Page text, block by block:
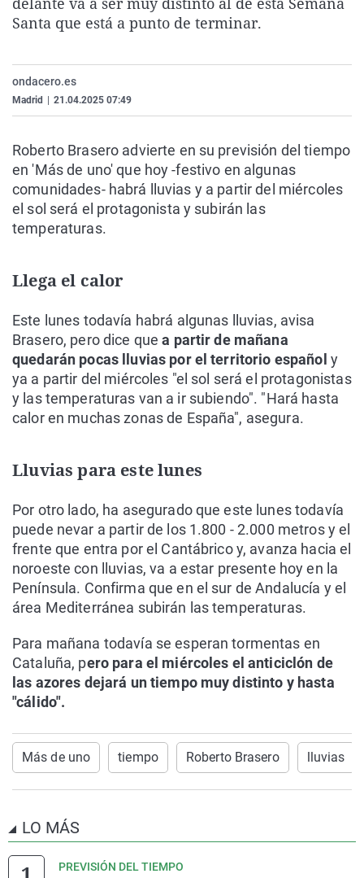
La rosa de los vientos
Como el perro y el
Caso
Equipo de
Extremadura
La Rioja
Virales
Elecciones
Santa que está a punto de terminar.
ondacero.es
Madrid 21.04.2025 07:49
Roberto Brasero advierte en su previsión del tiempo
en 'Más de uno' que hoy -festivo en algunas
comunidades- habrá lluvias y a partir del miércoles
el sol será el protagonista y subirán las
temperaturas.
Llega el calor
Este lunes todavía habrá algunas lluvias, avisa
Brasero, pero dice que a partir de mañana
quedarán pocas lluvias por el territorio español y
ya a partir del miércoles "el sol será el protagonistas
y las temperaturas van a ir subiendo". "Hará hasta
calor en muchas zonas de España", asegura.
Lluvias para este lunes
Por otro lado, ha asegurado que este lunes todavía
puede nevar a partir de los 1.800 - 2.000 metros y el
frente que entra por el Cantábrico y, avanza hacia el
noroeste con lluvias, va a estar presente hoy en la
Península. Confirma que en el sur de Andalucía y el
área Mediterránea subirán las temperaturas.
Para mañana todavía se esperan tormentas en
Cataluña, pero para el miércoles el anticiclón de
las azores dejará un tiempo muy distinto y hasta
"cálido".
Más de uno tiempo Roberto Brasero lluvias
LO MÁS
PREVISIÓN DEL TIEMPO